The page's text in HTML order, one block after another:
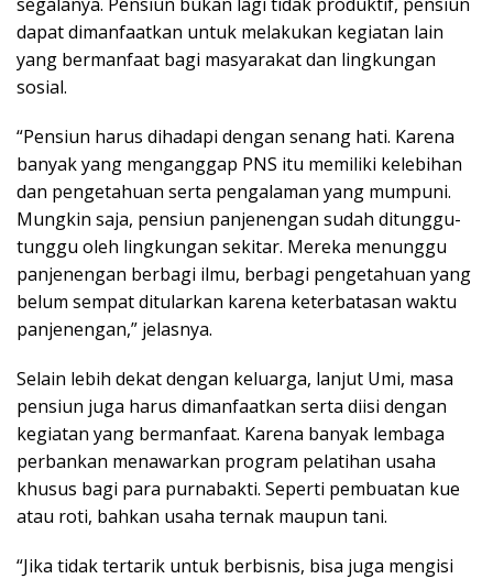
dapat dimanfaatkan untuk melakukan kegiatan lain
yang bermanfaat bagi masyarakat dan lingkungan
sosial.
“Pensiun harus dihadapi dengan senang hati. Karena
banyak yang menganggap PNS itu memiliki kelebihan
dan pengetahuan serta pengalaman yang mumpuni.
Mungkin saja, pensiun panjenengan sudah ditunggu-
tunggu oleh lingkungan sekitar. Mereka menunggu
panjenengan berbagi ilmu, berbagi pengetahuan yang
belum sempat ditularkan karena keterbatasan waktu
panjenengan,” jelasnya.
Selain lebih dekat dengan keluarga, lanjut Umi, masa
pensiun juga harus dimanfaatkan serta diisi dengan
kegiatan yang bermanfaat. Karena banyak lembaga
perbankan menawarkan program pelatihan usaha
khusus bagi para purnabakti. Seperti pembuatan kue
atau roti, bahkan usaha ternak maupun tani.
“Jika tidak tertarik untuk berbisnis, bisa juga mengisi